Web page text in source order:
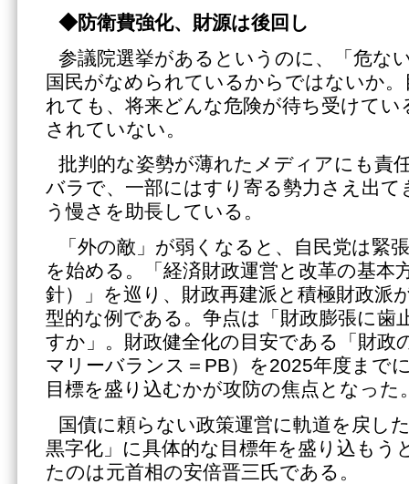
◆防衛費強化、財源は後回し
参議院選挙があるというのに、「危な
国民がなめられているからではないか
れても、将来どんな危険が待ち受けて
されていない。
批判的な姿勢が薄れたメディアにも責
バラで、一部にはすり寄る勢力さえ出
う慢さを助長している。
「外の敵」が弱くなると、自民党は緊
を始める。「経済財政運営と改革の基本
針）」を巡り、財政再建派と積極財政派
型的な例である。争点は「財政膨張に歯
すか」。財政健全化の目安である「財政
マリーバランス＝PB）を2025年度まで
目標を盛り込むかが攻防の焦点となった
国債に頼らない政策運営に軌道を戻し
黒字化」に具体的な目標年を盛り込もう
たのは元首相の安倍晋三氏である。